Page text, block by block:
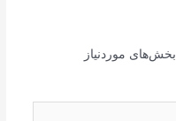
بخش‌های موردنیاز